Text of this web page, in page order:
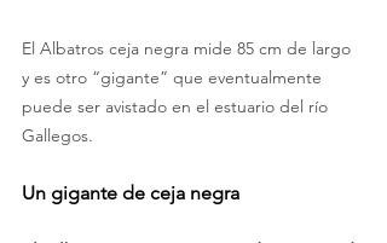
El Albatros ceja negra mide 85 cm de largo
y es otro “gigante” que eventualmente
puede ser avistado en el estuario del río
Gallegos.
Un gigante de ceja negra